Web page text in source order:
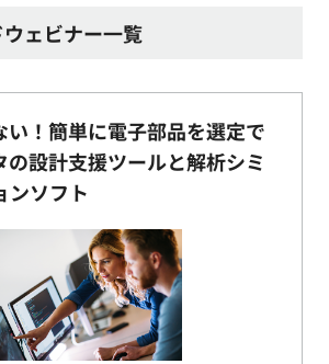
ェビナー一覧
い！簡単に電子部品を選定で
の設計支援ツールと解析シミ
ンソフト